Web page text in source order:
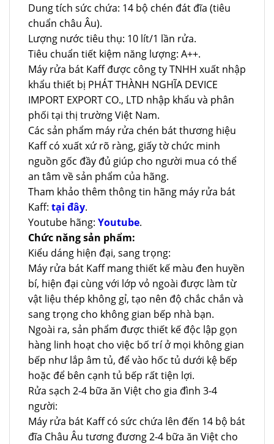
Dung tích sức chứa: 14 bộ chén đát đĩa (tiêu
chuẩn châu Âu).
Lượng nước tiêu thụ: 10 lít/1 lần rửa.
Tiêu chuẩn tiết kiệm năng lượng: A++.
Máy rửa bát Kaff được công ty TNHH xuất nhập
khẩu thiết bị PHÁT THÀNH NGHĨA DEVICE
IMPORT EXPORT CO., LTD nhập khẩu và phân
phối tại thị trường Việt Nam.
Các sản phẩm máy rửa chén bát thương hiệu
Kaff có xuất xứ rõ ràng, giấy tờ chức minh
nguồn gốc đầy đủ giúp cho người mua có thể
an tâm về sản phẩm của hãng.
Tham khảo thêm thông tin hãng máy rửa bát
Kaff: tại đây.
Youtube hãng: Youtube.
Chức năng sản phẩm:
Kiểu dáng hiện đại, sang trọng:
Máy rửa bát Kaff mang thiết kế màu đen huyền
bí, hiện đại cùng với lớp vỏ ngoài được làm từ
vật liệu thép không gỉ, tạo nên độ chắc chắn và
sang trọng cho không gian bếp nhà bạn.
Ngoài ra, sản phẩm được thiết kế độc lập gọn
hàng linh hoạt cho việc bố trí ở mọi không gian
bếp như lắp âm tủ, để vào hốc tủ dưới kệ bếp
hoặc để bên cạnh tủ bếp rất tiện lợi.
Rửa sạch 2-4 bữa ăn Việt cho gia đình 3-4
người:
Máy rửa bát Kaff có sức chứa lên đến 14 bộ bát
đĩa Châu Âu tương đương 2-4 bữa ăn Việt cho